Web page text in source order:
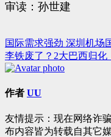
审读：孙世建
文
章
导
国际需求强劲 深圳机场
李铁废了？2大巴西归
作者 UU
友情提示：现在网络诈
布内容皆为转载自其它